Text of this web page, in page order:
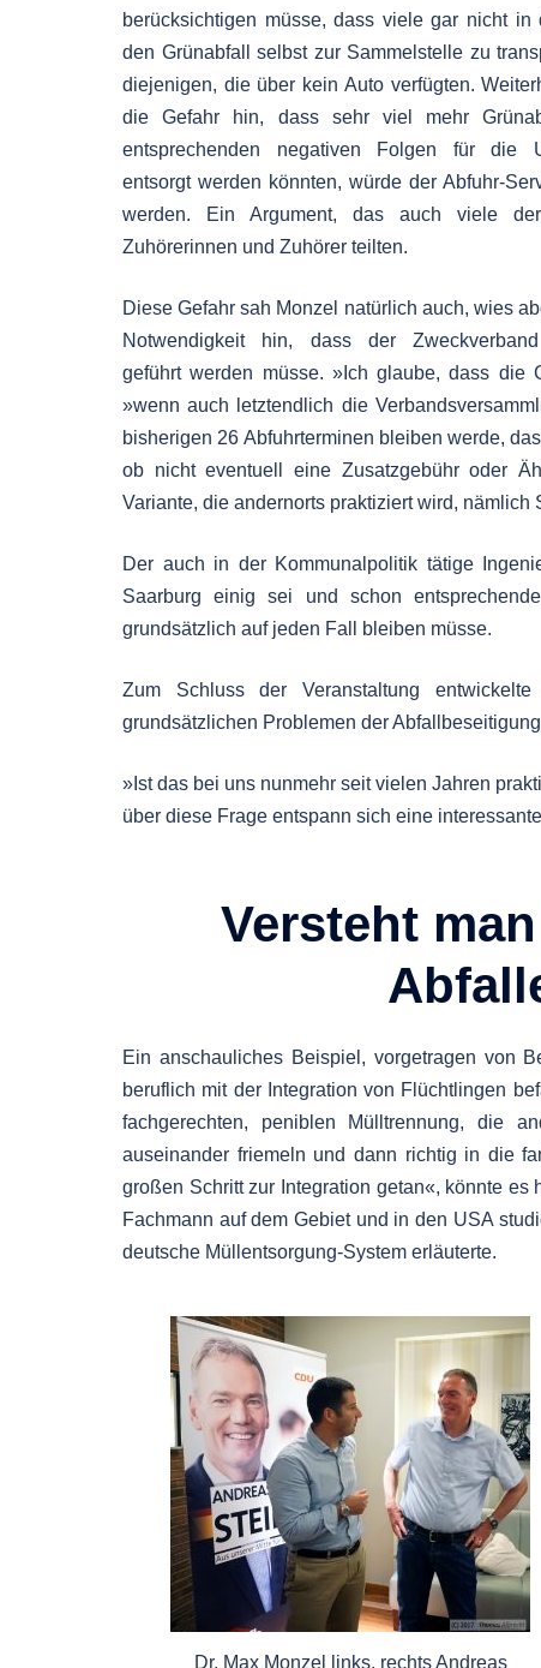
berücksichtigen müsse, dass viele gar nicht in
den Grünabfall selbst zur Sammelstelle zu
diejenigen, die über kein Auto verfügten.
die Gefahr hin, dass sehr viel mehr
entsprechenden negativen Folgen für die
entsorgt werden könnten, würde der Abfuhr-
werden. Ein Argument, das auch viele der
Zuhörerinnen und Zuhörer teilten.
Diese Gefahr sah Monzel natürlich auch, wies
Notwendigkeit hin, dass der
geführt werden müsse. »Ich glaube, dass die
»wenn auch letztendlich die
bisherigen 26 Abfuhrterminen bleiben werde,
ob nicht eventuell eine Zusatzgebühr oder
Variante, die andernorts praktiziert wird,
Der auch in der Kommunalpolitik tätige
Saarburg einig sei und schon
grundsätzlich auf jeden Fall bleiben müsse.
Zum Schluss der Veranstaltung
grundsätzlichen Problemen der
»Ist das bei uns nunmehr seit vielen Jahren
über diese Frage entspann sich eine
Versteht
Ein anschauliches Beispiel, vorgetragen von
beruflich mit der Integration von Flüchtlingen
fachgerechten, peniblen Mülltrennung, die
auseinander friemeln und dann richtig in die
großen Schritt zur Integration getan«, könnte
Fachmann auf dem Gebiet und in den USA
deutsche Müllentsorgung-System erläuterte.
Dr. Max Monzel links, rechts Andreas